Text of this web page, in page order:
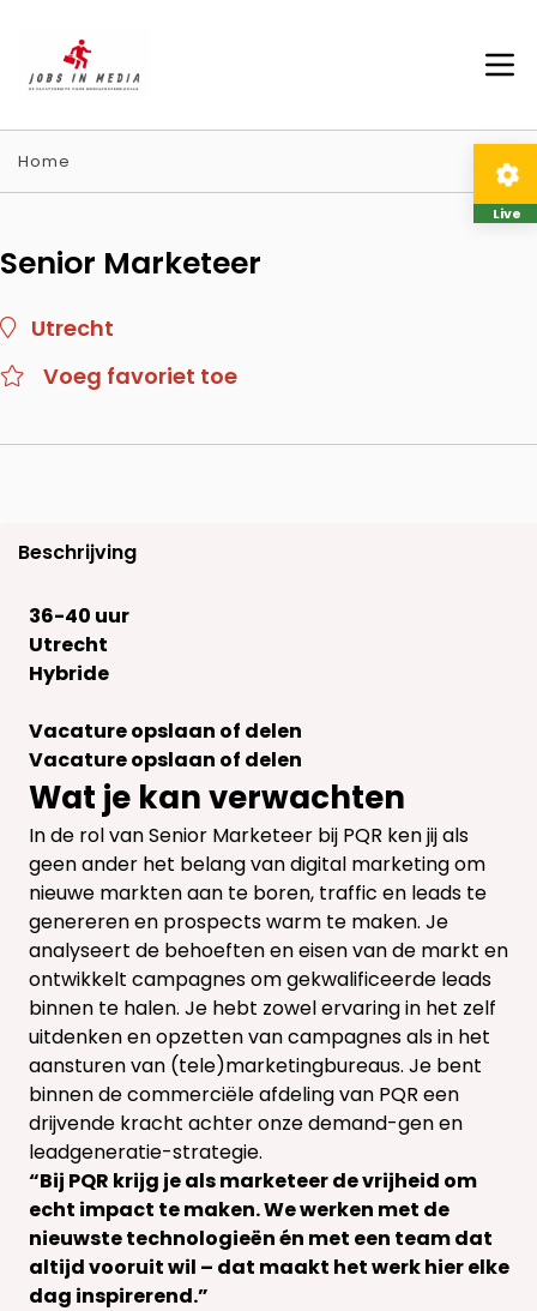
Home
Senior Marketeer
Utrecht
Voeg favoriet toe
Beschrijving
36-40 uur
Utrecht
Hybride
Vacature opslaan of delen
Vacature opslaan of delen
Wat je kan verwachten
In de rol van Senior Marketeer bij PQR ken jij als
geen ander het belang van digital marketing om
nieuwe markten aan te boren, traffic en leads te
genereren en prospects warm te maken. Je
analyseert de behoeften en eisen van de markt en
ontwikkelt campagnes om gekwalificeerde leads
binnen te halen. Je hebt zowel ervaring in het zelf
uitdenken en opzetten van campagnes als in het
aansturen van (tele)marketingbureaus. Je bent
binnen de commerciële afdeling van PQR een
drijvende kracht achter onze demand-gen en
leadgeneratie-strategie.
“Bij PQR krijg je als marketeer de vrijheid om
echt impact te maken. We werken met de
nieuwste technologieën én met een team dat
altijd vooruit wil – dat maakt het werk hier elke
dag inspirerend.”
Live